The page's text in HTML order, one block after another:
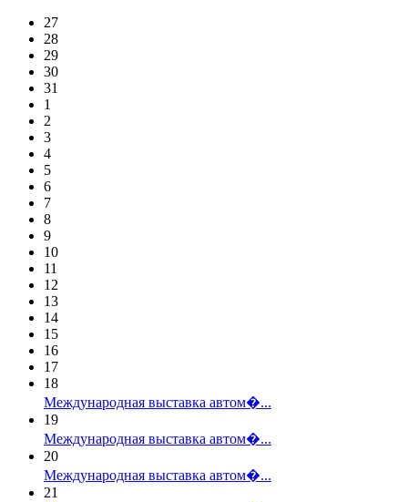
27
28
29
30
31
1
2
3
4
5
6
7
8
9
10
11
12
13
14
15
16
17
18
Международная выставка автом�...
19
Международная выставка автом�...
20
Международная выставка автом�...
21